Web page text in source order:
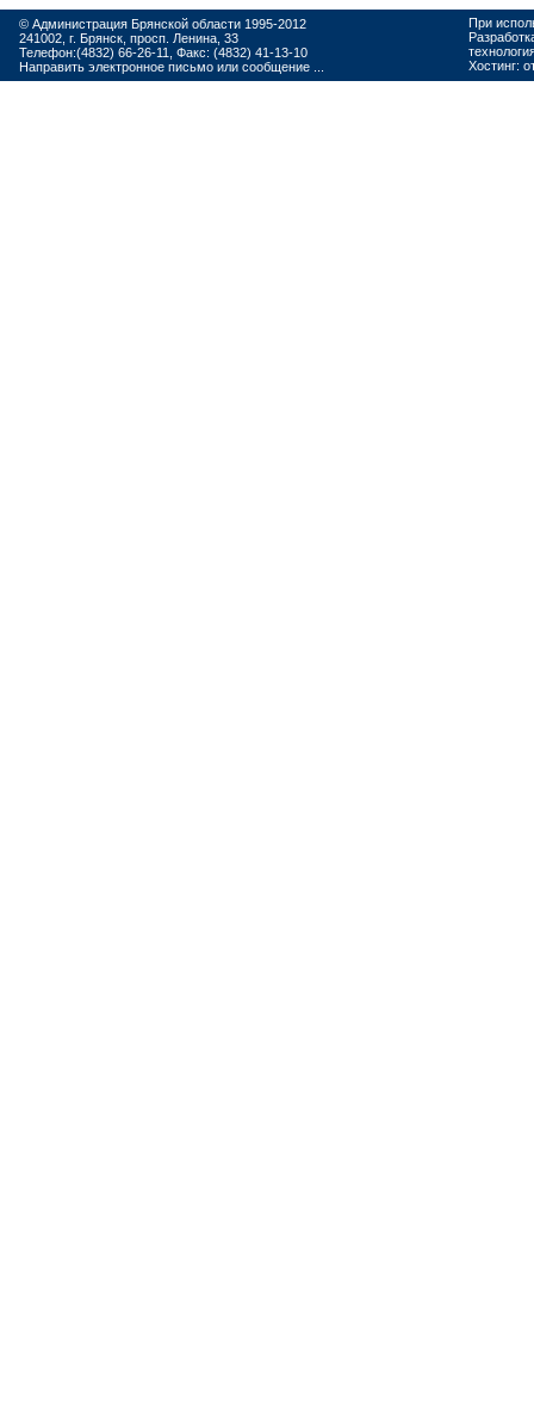
© Администрация Брянской области 1995-2012
241002, г. Брянск, просп. Ленина, 33
Телефон:(4832) 66-26-11, Факс: (4832) 41-13-10
Направить электронное письмо или сообщение ...
При
Хостинг: